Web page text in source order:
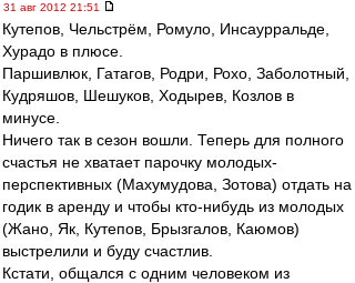
31 авг 2012 21:51
Кутепов, Чельстрём, Ромуло, Инсаурральде,
Хурадо в плюсе.
Паршивлюк, Гатагов, Родри, Рохо, Заболотный,
Кудряшов, Шешуков, Ходырев, Козлов в
минусе.
Ничего так в сезон вошли. Теперь для полного
счастья не хватает парочку молодых-
перспективных (Махумудова, Зотова) отдать на
годик в аренду и чтобы кто-нибудь из молодых
(Жано, Як, Кутепов, Брызгалов, Каюмов)
выстрелили и буду счастлив.
Кстати, общался с одним человеком из